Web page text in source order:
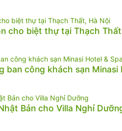
cho biệt thự tại Thạch
ban công khách sạn Minasi
Bản cho Villa Nghỉ